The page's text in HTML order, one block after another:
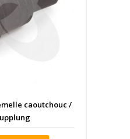
caoutchouc /